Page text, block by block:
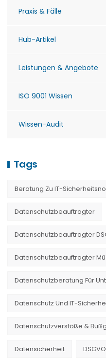
Praxis & Fälle
Hub-Artikel
Leistungen & Angebote
ISO 9001 Wissen
Wissen-Audit
Tags
Beratung Zu IT-
Datenschutzbeauftragter
Datenschutzbeauftragter
Datenschutzbeauftragter
Datenschutzberatung Für
Datenschutz Und IT-
Datenschutzverstöße &
Datensicherheit DSGVO